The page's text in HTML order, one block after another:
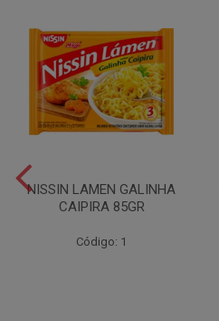
NISSIN LAMEN GALINHA
CAIPIRA 85GR
Código: 1